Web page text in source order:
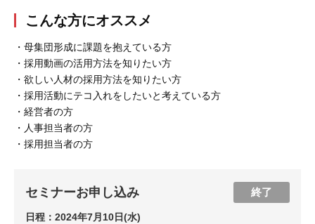
こんな方にオススメ
・母集団形成に課題を抱えている方
・採用動画の活用方法を知りたい方
・欲しい人材の採用方法を知りたい方
・採用活動にテコ入れをしたいと考えている方
・経営者の方
・人事担当者の方
・採用担当者の方
セミナーお申し込み 終了
日程： 2024年7月10日(水)